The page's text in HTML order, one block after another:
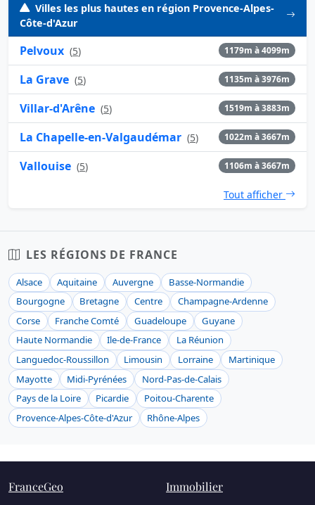
Villes les plus hautes en région Provence-Alpes-
Côte-d'Azur
Pelvoux (5) 1179m à 4099m
La Grave (5) 1135m à 3976m
Villar-d'Arêne (5) 1519m à 3883m
La Chapelle-en-Valgaudémar (5) 1022m à 3667m
Vallouise (5) 1106m à 3667m
Tout afficher
LES RÉGIONS DE FRANCE
Alsace Aquitaine Auvergne
Basse-Normandie
Bourgogne
Bretagne Centre
Champagne-Ardenne
Corse
Franche Comté Guadeloupe
Guyane
Haute Normandie
Ile-de-France
La Réunion
Languedoc-Roussillon
Limousin Lorraine
Martinique
Mayotte
Midi-Pyrénées
Nord-Pas-de-Calais
Pays de la Loire
Picardie
Poitou-Charente
Provence-Alpes-Côte-d'Azur
Rhône-Alpes
FranceGeo Immobilier